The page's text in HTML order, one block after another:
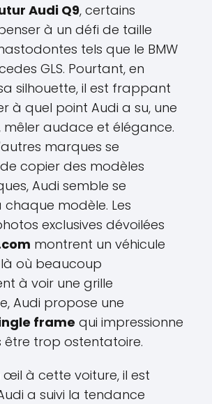
Audi Q9, certains
à un défi de taille
tels que le BMW
GLS. Pourtant, en
silhouette, il est frappant
à quel point Audi a su, une
mêler audace et élégance.
marques se
copier des modèles
Audi semble se
chaque modèle. Les
exclusives dévoilées
montrent un véhicule
où beaucoup
à voir une grille
Audi propose une
frame qui impressionne
être trop ostentatoire.
œil à cette voiture, il est
a suivi la tendance